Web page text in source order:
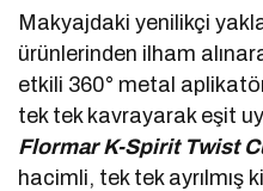
Makyajdaki yenilikçi
ürünlerinden ilham
etkili 360° metal
tek tek kavrayarak eşit
Flormar K-Spirit Twist
hacimli, tek tek ayrılmış